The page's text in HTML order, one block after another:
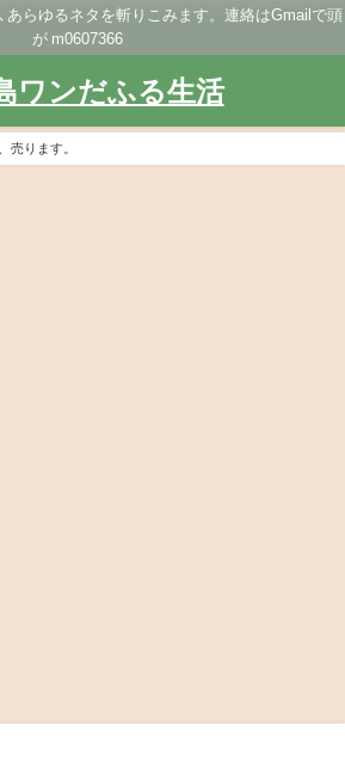
あらゆるネタを斬りこみます。連絡はGmailで頭
が m0607366
ワンだふる生活
売ります。